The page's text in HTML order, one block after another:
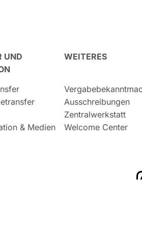
UND
& Medien
WEITERES
Ausschreibungen
Zentralwerkstatt
Welcome Center